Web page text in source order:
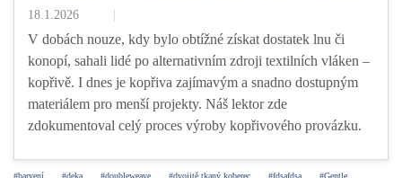
18.1.2026
V dobách nouze, kdy bylo obtížné získat dostatek lnu či
konopí, sahali lidé po alternativním zdroji textilních vláken –
kopřivě. I dnes je kopřiva zajímavým a snadno dostupným
materiálem pro menší projekty. Náš lektor zde
zdokumentoval celý proces výroby kopřivového provázku.
#barvení #deka #doubleweave #dvojitě tkaný koberec #fdsafdsa #Gentle